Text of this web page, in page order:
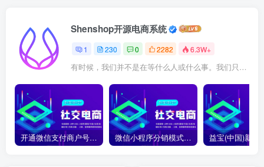
Shenshop开源电商系统
1 230 0 2282 6.3W+
有时候，我们并不是在等什么人或什么事。我们只是在静待岁月改变自己
开通微信支付商户号怎么开通？开通微信支付商户号详细教程 微信小程序分销模式如何合法合规运营？